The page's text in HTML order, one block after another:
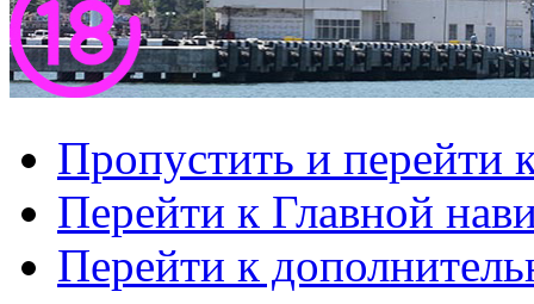
Пропустить и перейти
Перейти к Главной
Перейти к